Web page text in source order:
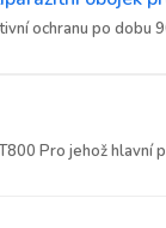
ochranu po dobu
Pro jehož hlavní